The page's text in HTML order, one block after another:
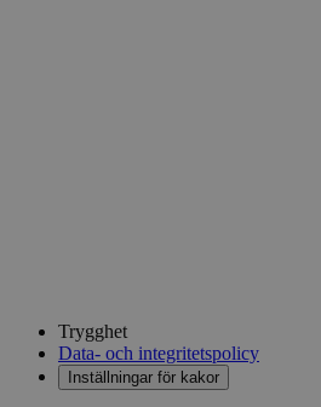
Trygghet
Data- och integritetspolicy
Inställningar för kakor